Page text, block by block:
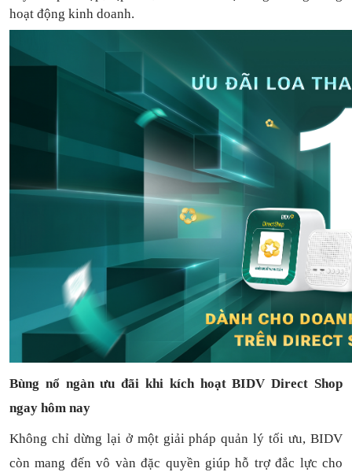
hoạt động kinh doanh.
Bùng nổ ngàn ưu đãi khi kích hoạt BIDV Direct Shop
ngay hôm nay
Không chỉ dừng lại ở một giải pháp quản lý tối ưu, BIDV
còn mang đến vô vàn đặc quyền giúp hỗ trợ đắc lực cho